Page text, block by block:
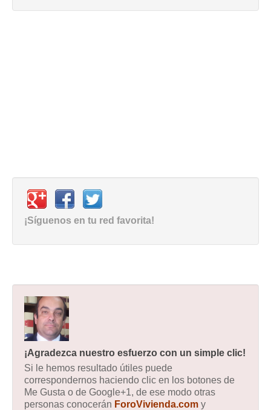
¡Síguenos en tu red favorita!
¡Agradezca nuestro esfuerzo con un simple clic!
Si le hemos resultado útiles puede
correspondernos haciendo clic en los botones de
Me Gusta o de Google+1, de ese modo otras
personas conocerán ForoVivienda.com y